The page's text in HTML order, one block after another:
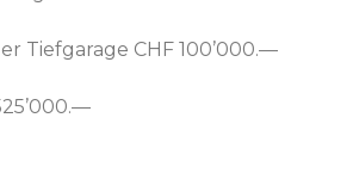
Tiefgarage CHF 100’000.—